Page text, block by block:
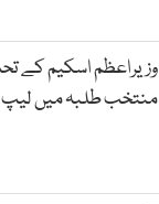
وزیراعظم اسکیم کے
منتخب طلبہ میں لیپ